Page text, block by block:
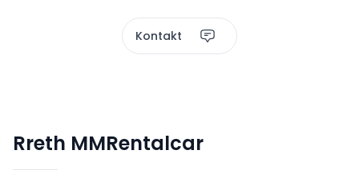
Kontakt
Rreth MMRentalcar